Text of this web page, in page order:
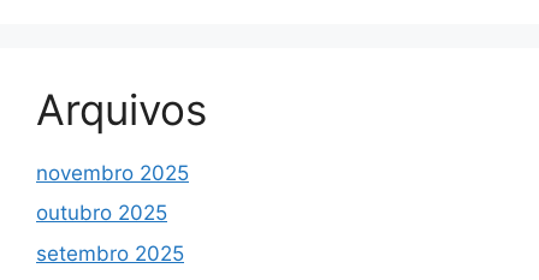
Arquivos
novembro 2025
outubro 2025
setembro 2025